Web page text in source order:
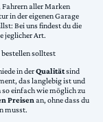
aller Marken
in der eigenen Garage
Bei uns findest du die
jeglicher Art.
solltest
in derQualitätsind
das langlebig ist und
einfach wie möglich zu
Preisenan, ohne dass du
musst.